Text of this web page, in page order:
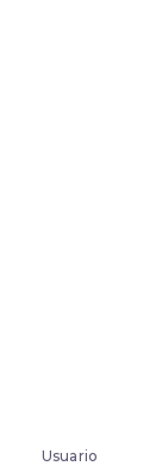
Usuario